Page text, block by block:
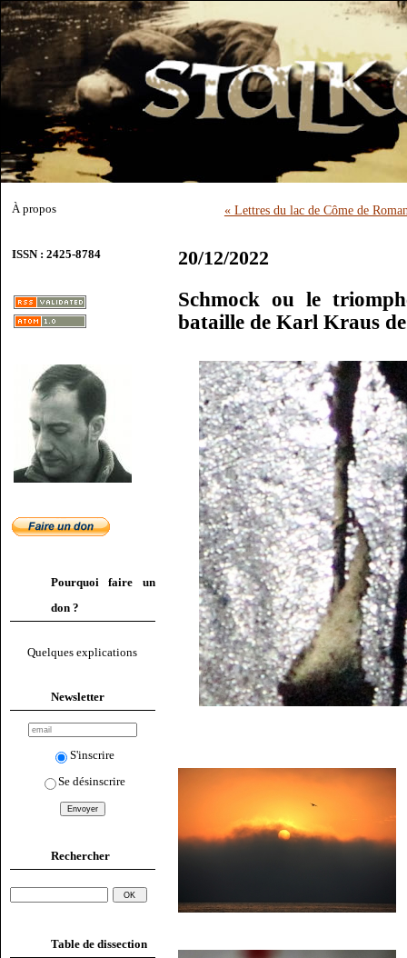
À propos
ISSN : 2425-8784
Pourquoi faire un
don ?
Quelques explications
Newsletter
S'inscrire
Se désinscrire
Rechercher
Table de dissection
« Lettres du lac de Côme de
20/12/2022
Schmock ou le
bataille de Karl Kraus de